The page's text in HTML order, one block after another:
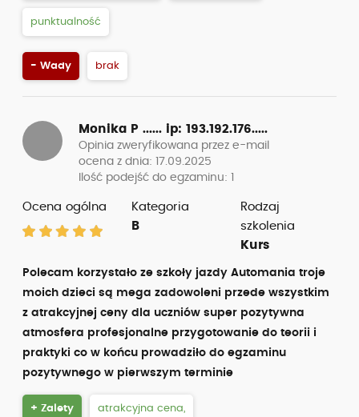
punktualność
- Wady brak
Monika P ...... ip: 193.192.176.....
Opinia zweryfikowana przez e-mail
ocena z dnia: 17.09.2025
Ilość podejść do egzaminu: 1
Ocena ogólna
Kategoria
B
Rodzaj
szkolenia
Kurs
Polecam korzystało ze szkoły jazdy Automania troje
moich dzieci są mega zadowoleni przede wszystkim
z atrakcyjnej ceny dla uczniów super pozytywna
atmosfera profesjonalne przygotowanie do teorii i
praktyki co w końcu prowadziło do egzaminu
pozytywnego w pierwszym terminie
+ Zalety atrakcyjna cena,